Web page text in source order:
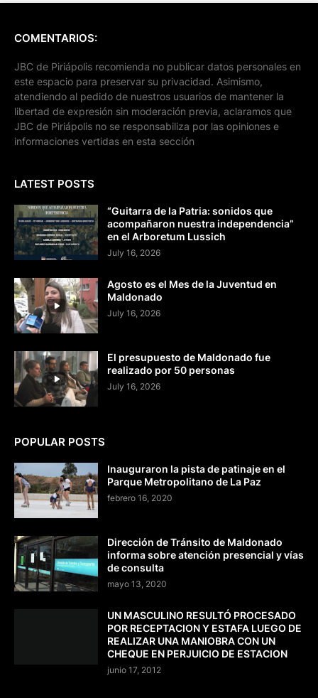
COMENTARIOS:
JBC de Piriápolis recomienda no publicar datos personales en
este espacio para preservar su privacidad. Asimismo,
atendiendo al pedido de nuestros usuarios de mantener la
libertad de expresión sin moderación previa, aclaramos que
JBC de Piriápolis no se responsabiliza por las opiniones e
informaciones vertidas en esta sección
LATEST POSTS
“Guitarra de la Patria: sonidos que
acompañaron nuestra independencia”
en el Arboretum Lussich
July 16, 2026
Agosto es el Mes de la Juventud en
Maldonado
July 16, 2026
El presupuesto de Maldonado fue
realizado por 50 personas
July 16, 2026
POPULAR POSTS
Inauguraron la pista de patinaje en el
Parque Metropolitano de La Paz
febrero 16, 2020
Dirección de Tránsito de Maldonado
informa sobre atención presencial y vías
de consulta
mayo 13, 2020
UN MASCULINO RESULTÓ PROCESADO
POR RECEPTACION Y ESTAFA LUEGO DE
REALIZAR UNA MANIOBRA CON UN
CHEQUE EN PERJUICIO DE ESTACION
junio 17, 2012